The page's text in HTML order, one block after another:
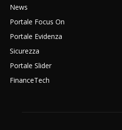
News
Portale Focus On
Portale Evidenza
Sicurezza
Portale Slider
FinanceTech